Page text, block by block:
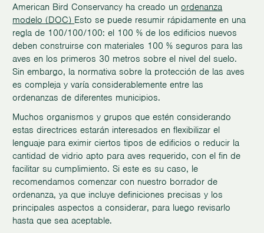
American Bird Conservancy ha creado unordenanza
modelo (DOC) Esto se puede resumir rápidamente en una
regla de 100/100/100: el 100 % de los edificios nuevos
deben construirse con materiales 100 % seguros para las
aves en los primeros 30 metros sobre el nivel del suelo.
Sin embargo, la normativa sobre la protección de las aves
es compleja y varía considerablemente entre las
ordenanzas de diferentes municipios.
Muchos organismos y grupos que estén considerando
estas directrices estarán interesados en flexibilizar el
lenguaje para eximir ciertos tipos de edificios o reducir la
cantidad de vidrio apto para aves requerido, con el fin de
facilitar su cumplimiento. Si este es su caso, le
recomendamos comenzar con nuestro borrador de
ordenanza, ya que incluye definiciones precisas y los
principales aspectos a considerar, para luego revisarlo
hasta que sea aceptable.